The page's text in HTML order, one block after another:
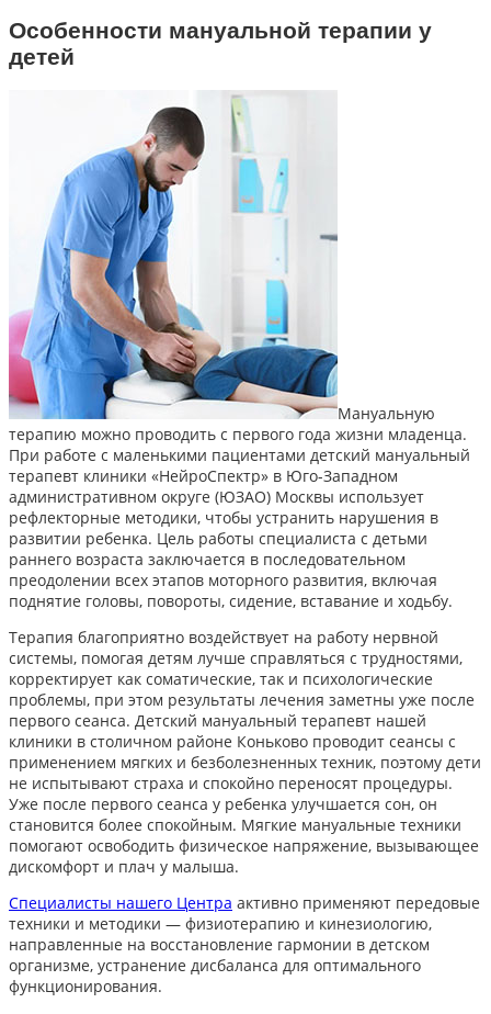
Особенности мануальной терапии у
детей
Мануальную
терапию можно проводить с первого года жизни младенца.
При работе с маленькими пациентами детский мануальный
терапевт клиники «НейроСпектр» в Юго-Западном
административном округе (ЮЗАО) Москвы использует
рефлекторные методики, чтобы устранить нарушения в
развитии ребенка. Цель работы специалиста с детьми
раннего возраста заключается в последовательном
преодолении всех этапов моторного развития, включая
поднятие головы, повороты, сидение, вставание и ходьбу.
Терапия благоприятно воздействует на работу нервной
системы, помогая детям лучше справляться с трудностями,
корректирует как соматические, так и психологические
проблемы, при этом результаты лечения заметны уже после
первого сеанса. Детский мануальный терапевт нашей
клиники в столичном районе Коньково проводит сеансы с
применением мягких и безболезненных техник, поэтому дети
не испытывают страха и спокойно переносят процедуры.
Уже после первого сеанса у ребенка улучшается сон, он
становится более спокойным. Мягкие мануальные техники
помогают освободить физическое напряжение, вызывающее
дискомфорт и плач у малыша.
Специалисты нашего Центра активно применяют передовые
техники и методики — физиотерапию и кинезиологию,
направленные на восстановление гармонии в детском
организме, устранение дисбаланса для оптимального
функционирования.